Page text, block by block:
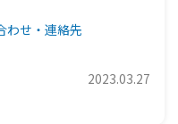
わせ・連絡先
2023.03.27